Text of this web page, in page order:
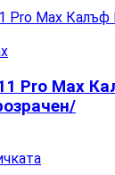
Pro Max